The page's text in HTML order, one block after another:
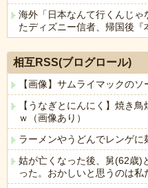
海外「日本なんて行くんじ
たディズニー信者、帰国後『
相互RSS(ブログロール)
【画像】サムライマックの
【うなぎとにんにく】焼き
ｗ（画像あり）
ラーメンやうどんでレンゲに
姑が亡くなった後、舅(62歳)
った。おかしいと思うのは私